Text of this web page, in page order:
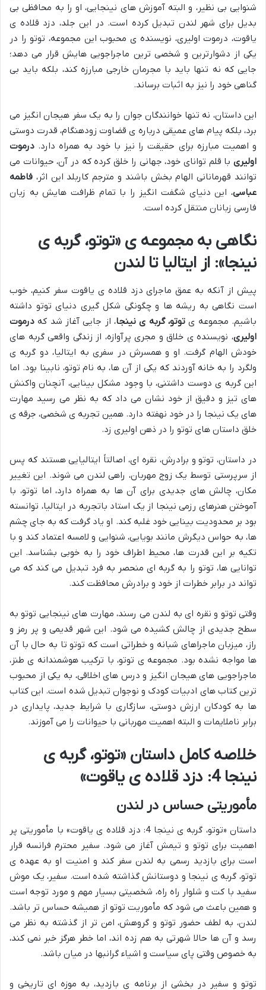
شنوایی بی نظیر، و البته آموزش های نینجایی، او را به محافظی بی
بدیل برای شهر لندن تبدیل کرده است. در این جلد، دزد قلاده ی
یاقوت، درموت اولیری، نویسنده ی محبوب این مجموعه، توتو را در
یکی از دشوارترین و شخصی ترین ماجراجویی هایش قرار می دهد؛
جایی که نه تنها باید با مجرمان خارجی مبارزه کند، بلکه باید بی
گناهی خود را نیز به اثبات برساند.
این داستان، نه تنها خوانندگان جوان را به یک سفر هیجان انگیز می
برد، بلکه پیام های عمیقی درباره ی قضاوت زودهنگام، قدرت دوستی
و اهمیت مبارزه برای حقیقت را نیز با خود به همراه دارد. درموت
اولیری با قلم توانای خود، جهانی را خلق کرده که در آن، حیوانات می
توانند قهرمانانی الهام بخش باشند و مترجم کاربلد این اثر، فاطمه
عباسی، این دنیای شگفت انگیز را با تمام ظرافت هایش به زبان
فارسی زبانان منتقل کرده است.
نگاهی به مجموعه ی «توتو، گربه ی
نینجا»: از ایتالیا تا لندن
پیش از آنکه به عمق ماجرای دزد قلاده ی یاقوت سفر کنیم، خوب
است نگاهی به ریشه ها و چگونگی شکل گیری دنیای توتو داشته
باشیم. مجموعه ی توتو، گربه ی نینجا، از جایی آغاز شد که درموت
اولیری، نویسنده ی خلاق و مجری پرآوازه، از زندگی واقعی گربه های
خودش الهام گرفت. او و همسرش در سفری به ایتالیا، دو گربه ی
ولگرد را به خانه آوردند که یکی از آن ها، به نام توتو، نابینا بود. اما
این گربه ی دوست داشتنی، با وجود مشکل بینایی، آنچنان واکنش
های تیز و دقیق از خود نشان می داد که به نظر می رسید مهارت
های یک نینجا را در خود نهفته دارد. همین تجربه ی شخصی، جرقه ی
خلق داستان های توتو را در ذهن اولیری زد.
در داستان، توتو و برادرش، نقره ای، اصالتاً ایتالیایی هستند که پس
از سرپرستی توسط یک زوج مهربان، راهی لندن می شوند. این تغییر
مکان، چالش های جدیدی برای آن ها به همراه دارد، اما توتو، با
آموختن هنرهای رزمی نینجا از یک استاد باتجربه در ایتالیا، توانسته
بود بر محدودیت بینایی خود غلبه کند. او یاد گرفت که به جای چشم
ها، به حواس دیگرش مانند بویایی، شنوایی و لامسه اعتماد کند و با
تکیه بر این قدرت ها، محیط اطراف خود را به خوبی بشناسد. این
توانایی ها، توتو را به گربه ای منحصر به فرد تبدیل می کند که می
تواند در برابر خطرات از خود و برادرش محافظت کند.
وقتی توتو و نقره ای به لندن می رسند، مهارت های نینجایی توتو به
سطح جدیدی از چالش کشیده می شود. این شهر قدیمی و پر رمز و
راز، میزبان ماجراهای شبانه و خطراتی است که توتو تا به حال با آن
ها مواجه نشده بود. مجموعه ی توتو، با ترکیب هوشمندانه ی طنز،
ماجراجویی های هیجان انگیز و درس های اخلاقی، به یکی از محبوب
ترین کتاب های ادبیات کودک و نوجوان تبدیل شده است. این کتاب
ها به کودکان ارزش دوستی، سازگاری با شرایط جدید، پایداری در
برابر ناملایمات و البته اهمیت مهربانی با حیوانات را می آموزند.
خلاصه کامل داستان «توتو، گربه ی
نینجا 4: دزد قلاده ی یاقوت»
مأموریتی حساس در لندن
داستان «توتو، گربه ی نینجا 4: دزد قلاده ی یاقوت» با مأموریتی پر
اهمیت برای توتو و تیمش آغاز می شود. سفیر محترم فرانسه قرار
است برای بازدید رسمی به لندن سفر کند و امنیت او به عهده ی
توتو، گربه ی نینجا و دوستانش گذاشته شده است. سفیر، یک موش
سفید با کت و شلوار راه راه، شخصیتی بسیار مهم و مورد توجه است
و همین باعث می شود که مأموریت توتو از همیشه حساس تر باشد.
لندن، به لطف حضور توتو و گروهش، امن تر از گذشته به نظر می
رسد و آن ها حالا شهرتی به هم زده اند، اما خطر هرگز خبر نمی کند،
به خصوص وقتی پای سیاست و اشیاء گرانبها در میان باشد.
توتو و سفیر در بخشی از برنامه ی بازدید، به موزه ای تاریخی و